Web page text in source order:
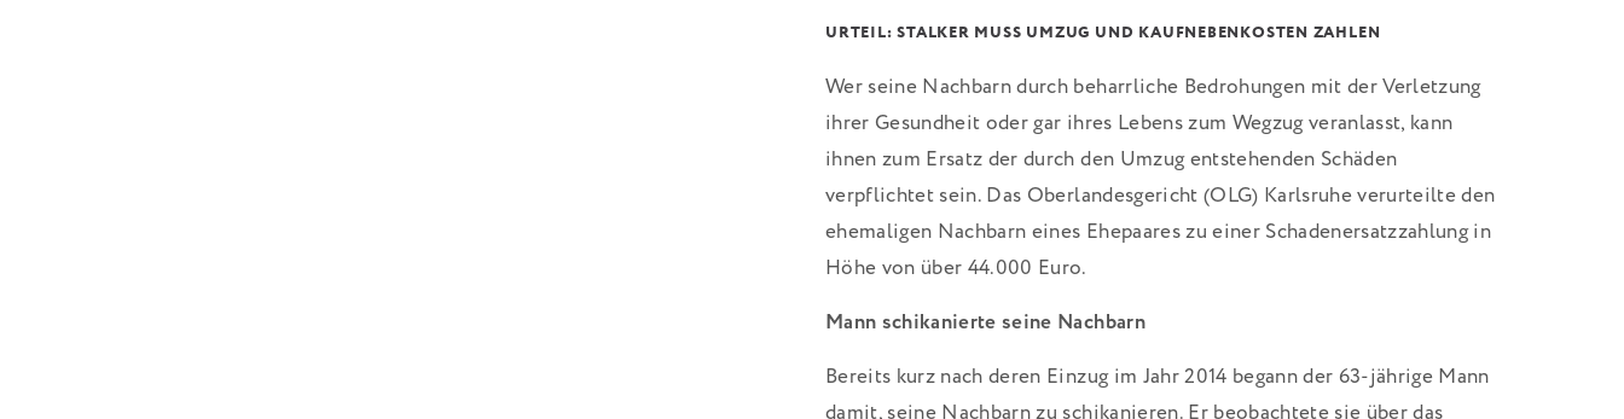
URTEIL: STALKER MUSS UMZUG UND KAUFNEBENKOSTEN ZAHLEN
Wer seine Nachbarn durch beharrliche Bedrohungen mit der Verletzung
ihrer Gesundheit oder gar ihres Lebens zum Wegzug veranlasst, kann
ihnen zum Ersatz der durch den Umzug entstehenden Schäden
verpflichtet sein. Das Oberlandesgericht (OLG) Karlsruhe verurteilte den
ehemaligen Nachbarn eines Ehepaares zu einer Schadenersatzzahlung in
Höhe von über 44.000 Euro.
Mann schikanierte seine Nachbarn
Bereits kurz nach deren Einzug im Jahr 2014 begann der 63-jährige Mann
damit, seine Nachbarn zu schikanieren. Er beobachtete sie über das